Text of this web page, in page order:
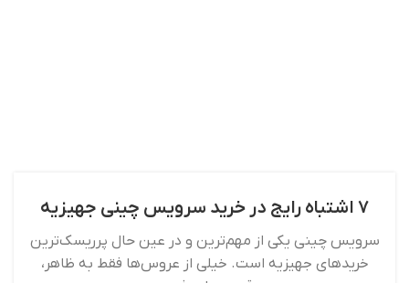
۷ اشتباه رایج در خرید سرویس چینی جهیزیه
سرویس چینی یکی از مهم‌ترین و در عین حال پرریسک‌ترین
خریدهای جهیزیه است. خیلی از عروس‌ها فقط به ظاهر،